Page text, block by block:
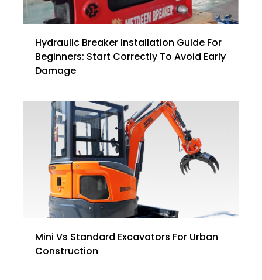
Hydraulic Breaker Installation Guide For
Beginners: Start Correctly To Avoid Early
Damage
Mini Vs Standard Excavators For Urban
Construction